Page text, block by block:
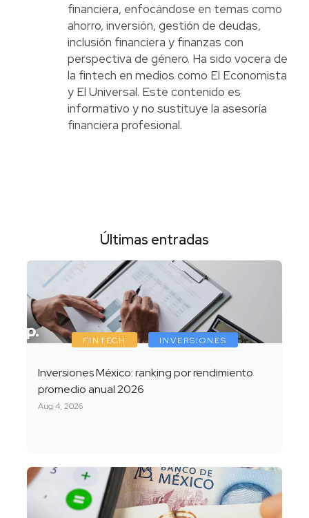
financiera, enfocándose en temas como
ahorro, inversión, gestión de deudas,
inclusión financiera y finanzas con
perspectiva de género. Ha sido vocera de
la fintech en medios como El Economista
y El Universal. Este contenido es
informativo y no sustituye la asesoría
financiera profesional.
Últimas entradas
FINTECH INVERSIONES
Inversiones México: ranking por rendimiento
promedio anual 2026
Aug 4, 2026